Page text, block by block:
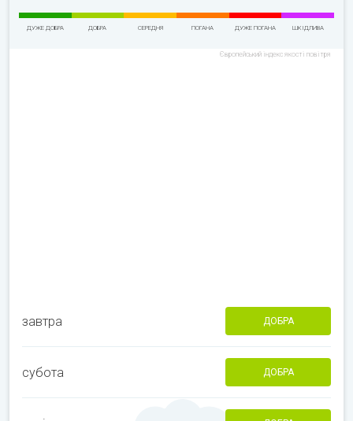
ДУЖЕ ДОБРА ДОБРА СЕРЕДНЯ ПОГАНА ДУЖЕ ПОГАНА ШКІДЛИВА
Європейський індекс якості повітря
завтра ДОБРА
субота ДОБРА